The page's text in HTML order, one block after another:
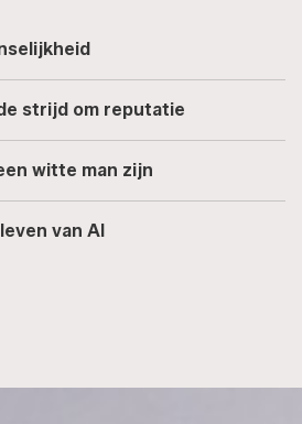
strijd om reputatie
witte man zijn
van AI